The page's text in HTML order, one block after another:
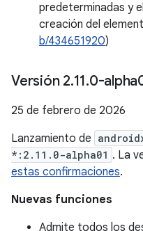
predeterminadas y
creación del
b/434651920)
Versión 2.11.0-
25 de febrero de 2026
Lanzamiento de
*:2.11.0-alpha01 . La
estas confirmaciones.
Nuevas funciones
Admite todos los